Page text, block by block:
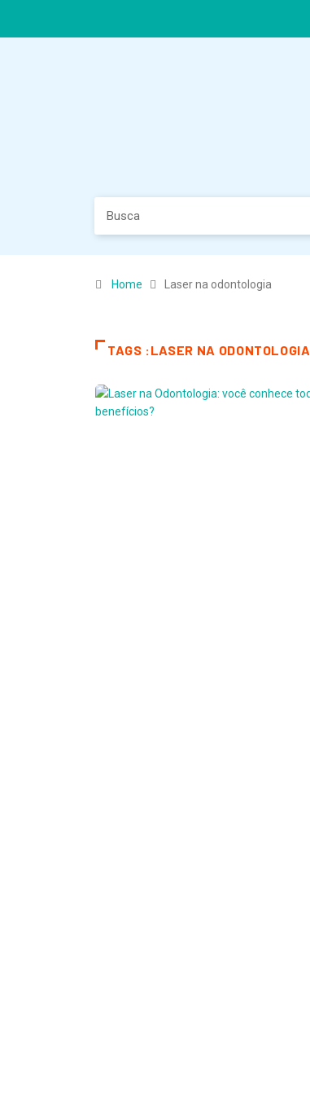
Home Laser na odontologia
TAGS :LASER NA ODONTOLOGIA